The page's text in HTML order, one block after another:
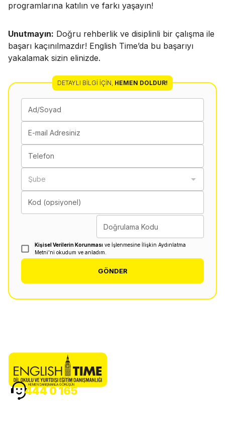
programlarına katılın ve farkı yaşayın!
Unutmayın: Doğru rehberlik ve disiplinli bir çalışma ile
başarı kaçınılmazdır! English Time’da bu başarıyı
yakalamak sizin elinizde.
DETAYLI BILGI İÇIN, HEMEN DOLDUR!
Ad/Soyad
E-mail Adresiniz
Telefon
Şube
Kod (opsiyonel)
Doğrulama Kodu
Kişisel Verilerin Korunması ve İşlenmesine İlişkin Aydınlatma
Metni'ni okudum ve anladım.
GÖNDER
HEMEN DANIŞMANLA GÖRÜŞÜN
444 0 165